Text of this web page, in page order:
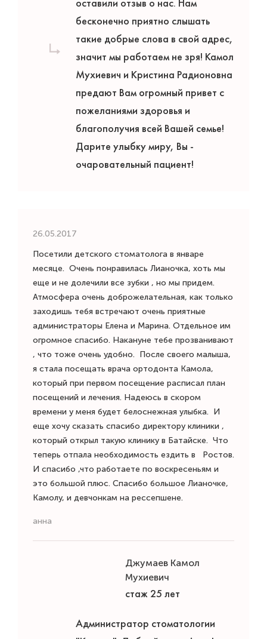
оставили отзыв о нас. Нам
бесконечно приятно слышать
такие добрые слова в свой адрес,
значит мы работаем не зря! Камол
Мухиевич и Кристина Радионовна
предают Вам огромный привет с
пожеланиями здоровья и
благополучия всей Вашей семье!
Дарите улыбку миру, Вы -
очаровательный пациент!
26.05.2017
Посетили детского стоматолога в январе
месяце. Очень понравилась Лианочка, хоть мы
еще и не долечили все зубки , но мы придем.
Атмосфера очень доброжелательная, как только
заходишь тебя встречают очень приятные
администраторы Елена и Марина. Отдельное им
огромное спасибо. Накануне тебе прозванивают
, что тоже очень удобно. После своего малыша,
я стала посещать врача ортодонта Камола,
который при первом посещение расписал план
посещений и лечения. Надеюсь в скором
времени у меня будет белоснежная улыбка. И
еще хочу сказать спасибо директору клиники ,
который открыл такую клинику в Батайске. Что
теперь отпала необходимость ездить в Ростов.
И спасибо ,что работаете по воскресеньям и
это большой плюс. Спасибо большое Лианочке,
Камолу, и девчонкам на рессепшене.
анна
Джумаев Камол
Мухиевич
стаж 25 лет
Администратор стоматологии